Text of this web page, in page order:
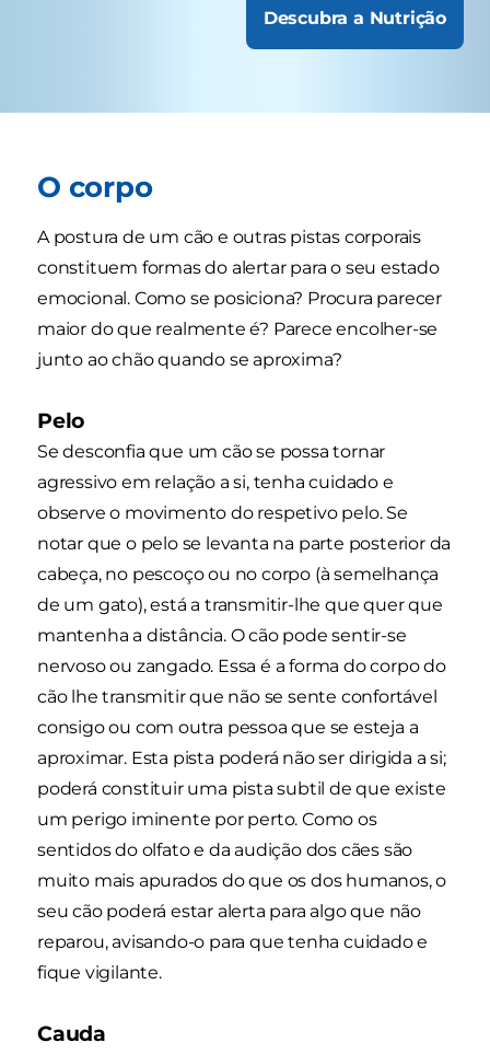
Descubra a Nutrição
O corpo
A postura de um cão e outras pistas corporais
constituem formas do alertar para o seu estado
emocional. Como se posiciona? Procura parecer
maior do que realmente é? Parece encolher-se
junto ao chão quando se aproxima?
Pelo
Se desconfia que um cão se possa tornar
agressivo em relação a si, tenha cuidado e
observe o movimento do respetivo pelo. Se
notar que o pelo se levanta na parte posterior da
cabeça, no pescoço ou no corpo (à semelhança
de um gato), está a transmitir-lhe que quer que
mantenha a distância. O cão pode sentir-se
nervoso ou zangado. Essa é a forma do corpo do
cão lhe transmitir que não se sente confortável
consigo ou com outra pessoa que se esteja a
aproximar. Esta pista poderá não ser dirigida a si;
poderá constituir uma pista subtil de que existe
um perigo iminente por perto. Como os
sentidos do olfato e da audição dos cães são
muito mais apurados do que os dos humanos, o
seu cão poderá estar alerta para algo que não
reparou, avisando-o para que tenha cuidado e
fique vigilante.
Cauda